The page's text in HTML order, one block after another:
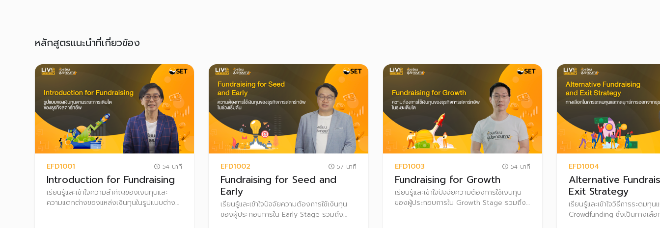
หลักสูตรแนะนำที่เกี่ยวข้อง
EFD1001 54 นาที
Introduction for Fundraising
เรียนรู้และเข้าใจความสำคัญของเงินทุนและ
ความแตกต่างของแหล่งเงินทุนในรูปแบบต่างๆ
EFD1002 57 นาที
Fundraising for Seed and
Early
เรียนรู้และเข้าใจปัจจัยความต้องการใช้เงินทุน
ของผู้ประกอบการใน Early Stage รวมถึง
EFD1003 54 นาที
Fundraising for Growth
เรียนรู้และเข้าใจปัจจัยความต้องการใช้เงินทุน
ของผู้ประกอบการใน Growth Stage รวมถึง
EFD1004
Alternative
Exit Strategy
เรียนรู้และเข้าใจวิธีการระดมทุน
Crowdfunding ซึ่งเป็นทางเลื